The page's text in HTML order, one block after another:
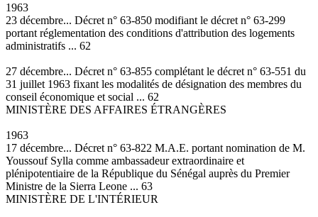
1963
23 décembre... Décret n° 63-850 modifiant le décret n° 63-299
portant réglementation des conditions d'attribution des logements
administratifs ... 62
27 décembre... Décret n° 63-855 complétant le décret n° 63-551 du
31 juillet 1963 fixant les modalités de désignation des membres du
conseil économique et social ... 62
MINISTÈRE DES AFFAIRES ÉTRANGÈRES
1963
17 décembre... Décret n° 63-822 M.A.E. portant nomination de M.
Youssouf Sylla comme ambassadeur extraordinaire et
plénipotentiaire de la République du Sénégal auprès du Premier
Ministre de la Sierra Leone ... 63
MINISTÈRE DE L'INTÉRIEUR